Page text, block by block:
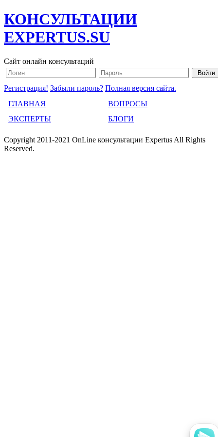
КОНСУЛЬТАЦИИ
EXPERTUS.SU
Сайт онлайн консультаций
Регистрация! Забыли пароль? Полная версия сайта.
ГЛАВНАЯ
ВОПРОСЫ
ЭКСПЕРТЫ
БЛОГИ
Copyright 2011-2021 OnLine консультации Expertus All Rights
Reserved.